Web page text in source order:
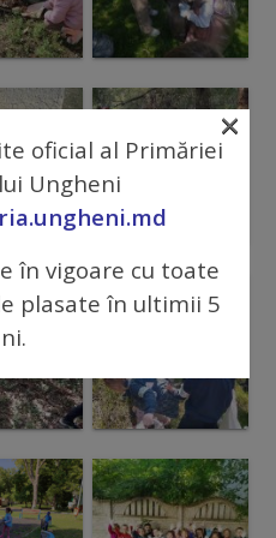
oficial al Primăriei
Ungheni
în vigoare cu toate
plasate în ultimii 5
×